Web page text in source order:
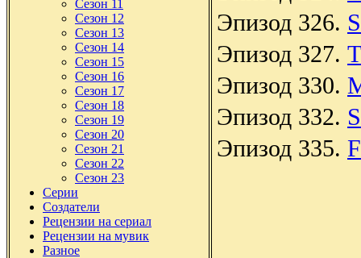
Сезон 11
Сезон 12
Сезон 13
Сезон 14
Сезон 15
Сезон 16
Сезон 17
Сезон 18
Сезон 19
Сезон 20
Сезон 21
Сезон 22
Сезон 23
Серии
Создатели
Рецензии на сериал
Рецензии на мувик
Разное
Эпизод 326.
Эпизод 327.
Эпизод 330.
Эпизод 332.
Эпизод 335.